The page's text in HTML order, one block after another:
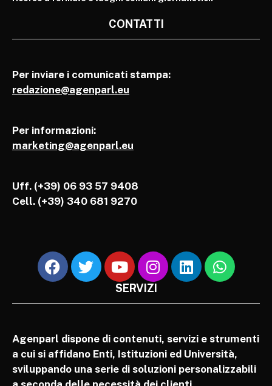
CONTATTI
Per inviare i comunicati stampa:
redazione@agenparl.eu
Per informazioni:
marketing@agenparl.eu
Uff. (+39) 06 93 57 9408
Cell. (+39) 340 681 9270
SERVIZI
Agenparl dispone di contenuti, servizi e strumenti
a cui si affidano Enti, Istituzioni ed Università,
sviluppando una serie di soluzioni personalizzabili